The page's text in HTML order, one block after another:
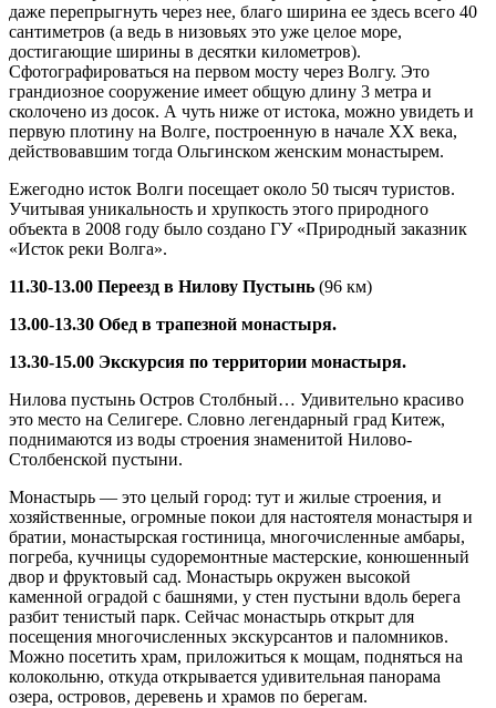
даже перепрыгнуть через нее, благо ширина ее здесь всего 40
сантиметров (а ведь в низовьях это уже целое море,
достигающие ширины в десятки километров).
Сфотографироваться на первом мосту через Волгу. Это
грандиозное сооружение имеет общую длину 3 метра и
сколочено из досок. А чуть ниже от истока, можно увидеть и
первую плотину на Волге, построенную в начале ХХ века,
действовавшим тогда Ольгинском женским монастырем.
Ежегодно исток Волги посещает около 50 тысяч туристов.
Учитывая уникальность и хрупкость этого природного
объекта в 2008 году было создано ГУ «Природный заказник
«Исток реки Волга».
11.30-13.00 Переезд в Нилову Пустынь (96 км)
13.00-13.30 Обед в трапезной монастыря.
13.30-15.00 Экскурсия по территории монастыря.
Нилова пустынь Остров Столбный… Удивительно красиво
это место на Селигере. Словно легендарный град Китеж,
поднимаются из воды строения знаменитой Нилово-
Столбенской пустыни.
Монастырь — это целый город: тут и жилые строения, и
хозяйственные, огромные покои для настоятеля монастыря и
братии, монастырская гостиница, многочисленные амбары,
погреба, кучницы судоремонтные мастерские, конюшенный
двор и фруктовый сад. Монастырь окружен высокой
каменной оградой с башнями, у стен пустыни вдоль берега
разбит тенистый парк. Сейчас монастырь открыт для
посещения многочисленных экскурсантов и паломников.
Можно посетить храм, приложиться к мощам, подняться на
колокольню, откуда открывается удивительная панорама
озера, островов, деревень и храмов по берегам.